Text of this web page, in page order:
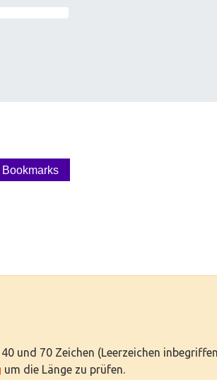
und 70 Zeichen (Leerzeichen
um die Länge zu prüfen.